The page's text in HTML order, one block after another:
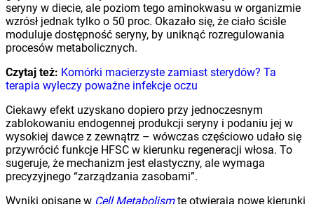
seryny w diecie, ale poziom tego aminokwasu w organizmie
wzrósł jednak tylko o 50 proc. Okazało się, że ciało ściśle
moduluje dostępność seryny, by uniknąć rozregulowania
procesów metabolicznych.
Czytaj też: Komórki macierzyste zamiast sterydów? Ta
terapia wyleczy poważne infekcje oczu
Ciekawy efekt uzyskano dopiero przy jednoczesnym
zablokowaniu endogennej produkcji seryny i podaniu jej w
wysokiej dawce z zewnątrz – wówczas częściowo udało się
przywrócić funkcje HFSC w kierunku regeneracji włosa. To
sugeruje, że mechanizm jest elastyczny, ale wymaga
precyzyjnego “zarządzania zasobami”.
Wyniki opisane w Cell Metabolismte otwierają nowe kierunki